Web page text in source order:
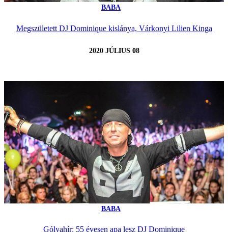
BABA
Megszületett DJ Dominique kislánya, Várkonyi Lilien Kinga
2020 JÚLIUS 08
BABA
Gólyahír: 55 évesen apa lesz DJ Dominique